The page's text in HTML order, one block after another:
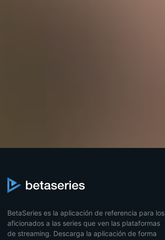
BetaSeries es la aplicación de referencia para los
aficionados a las series que ven las plataformas
de streaming. Descarga la aplicación de forma